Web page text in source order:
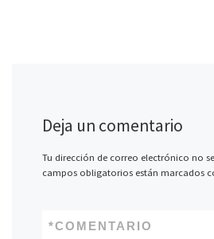
Deja un comentario
Tu dirección de correo electrónico no
campos obligatorios están marcados
COMENTARIO
*